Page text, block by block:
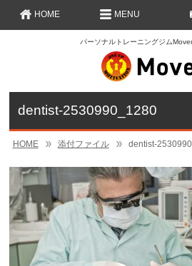
パーソナルトレーニングジム
HOME MENU
dentist-2530990_1280
HOME 添付ファイル dentist-